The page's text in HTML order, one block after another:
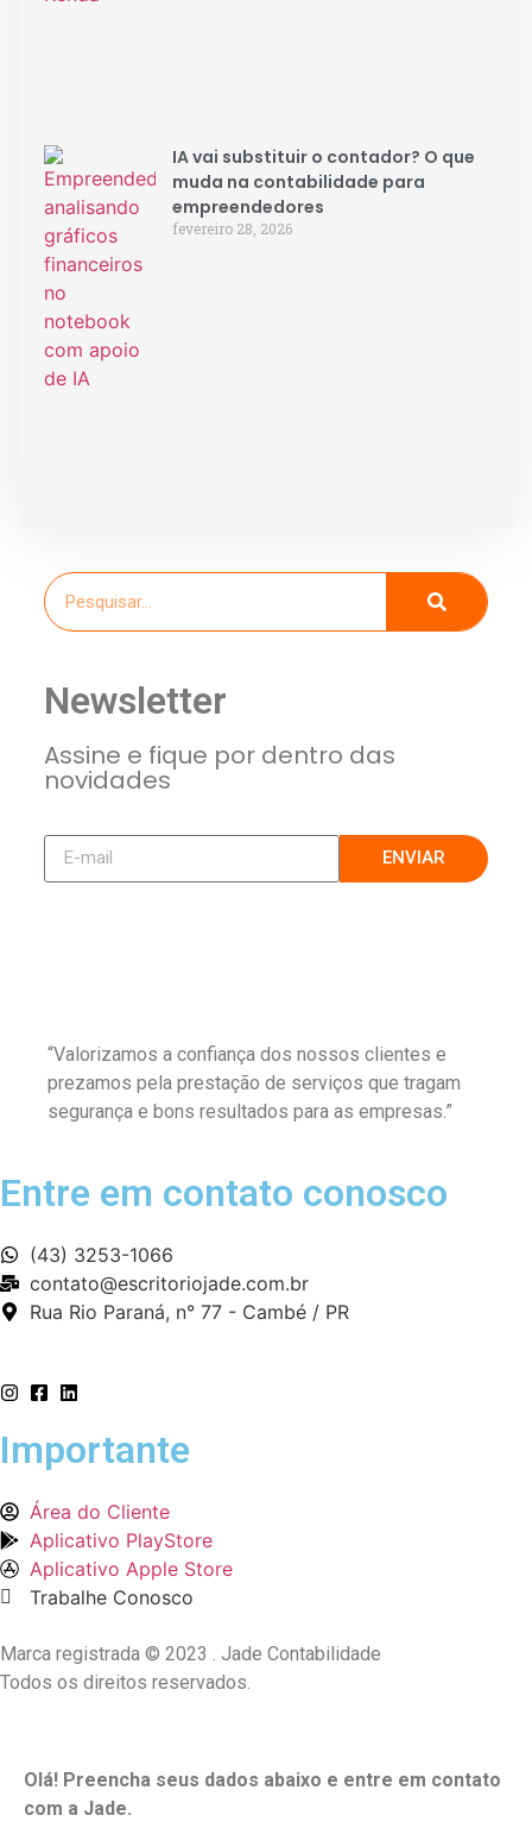
IA vai substituir o contador? O que
muda na contabilidade para
empreendedores
fevereiro 28, 2026
Newsletter
Assine e fique por dentro das
novidades
ENVIAR
“Valorizamos a confiança dos nossos clientes e
prezamos pela prestação de serviços que tragam
segurança e bons resultados para as empresas.”
Entre em contato conosco
(43) 3253-1066
contato@escritoriojade.com.br
Rua Rio Paraná, n° 77 - Cambé / PR
Importante
Área do Cliente
Aplicativo PlayStore
Aplicativo Apple Store
Trabalhe Conosco
Marca registrada © 2023 . Jade Contabilidade
Todos os direitos reservados.
Olá! Preencha seus dados abaixo e entre em contato
com a Jade.